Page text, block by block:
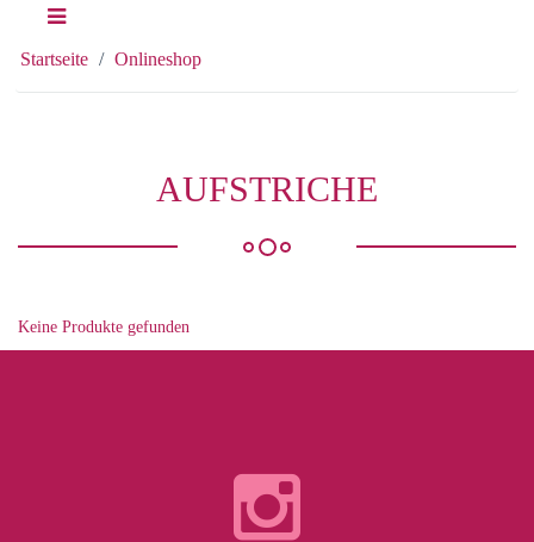
Startseite Onlineshop
AUFSTRICHE
Keine Produkte gefunden